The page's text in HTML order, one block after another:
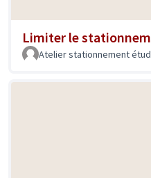
Limiter le
Atelier stationnement